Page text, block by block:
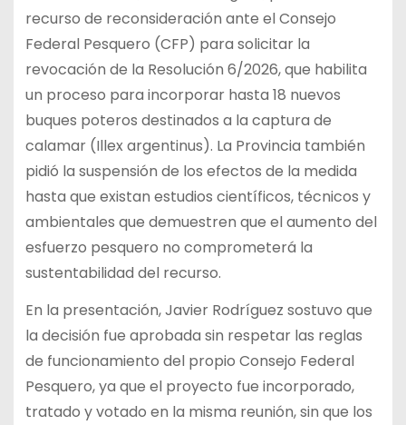
recurso de reconsideración ante el Consejo
Federal Pesquero (CFP) para solicitar la
revocación de la Resolución 6/2026, que habilita
un proceso para incorporar hasta 18 nuevos
buques poteros destinados a la captura de
calamar (Illex argentinus). La Provincia también
pidió la suspensión de los efectos de la medida
hasta que existan estudios científicos, técnicos y
ambientales que demuestren que el aumento del
esfuerzo pesquero no comprometerá la
sustentabilidad del recurso.
En la presentación, Javier Rodríguez sostuvo que
la decisión fue aprobada sin respetar las reglas
de funcionamiento del propio Consejo Federal
Pesquero, ya que el proyecto fue incorporado,
tratado y votado en la misma reunión, sin que los